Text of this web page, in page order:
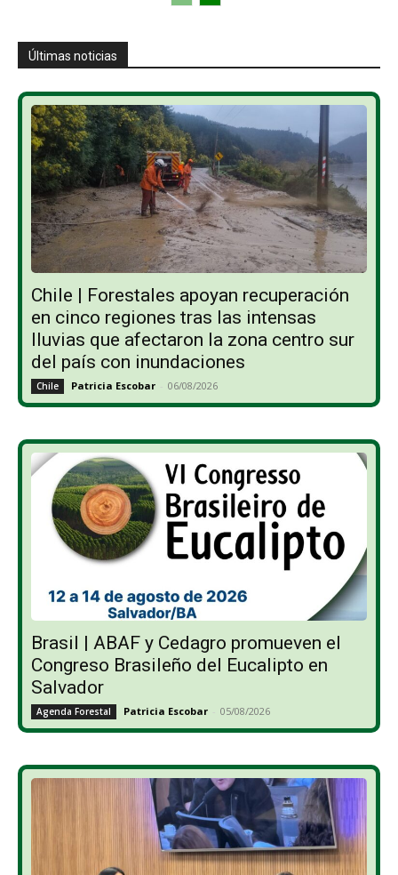
Últimas noticias
Chile | Forestales apoyan recuperación
en cinco regiones tras las intensas
lluvias que afectaron la zona centro sur
del país con inundaciones
Chile Patricia Escobar - 06/08/2026
Brasil | ABAF y Cedagro promueven el
Congreso Brasileño del Eucalipto en
Salvador
Agenda Forestal Patricia Escobar - 05/08/2026